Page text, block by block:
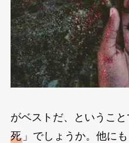
がベストだ、というこ
死」でしょうか。他に